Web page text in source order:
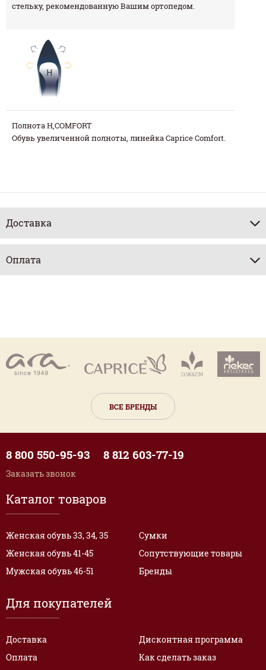
стельку, рекомендованную Вашим ортопедом.
Полнота Н,COMFORT
Обувь увеличенной полноты, линейка Caprice Comfort.
Доставка
Оплата
ВСЕ БРЕНДЫ
Каталог товаров
Женская обувь 33, 34, 35
Женская обувь 41-45
Мужская обувь 46-51
Сумки
Сопутствующие товары
Бренды
Для покупателей
Доставка
Оплата
Дисконтная программа
Как сделать заказ
8 800 550-95-93 8 812 603-77-19
Заказать звонок